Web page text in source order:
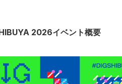
2026イベント概要